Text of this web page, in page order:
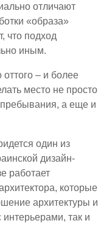
отличают
«образа»
что подход
иным.
– и более
место не просто
а еще и
один из
дизайн-
работает
которые
архитектуры и
так и